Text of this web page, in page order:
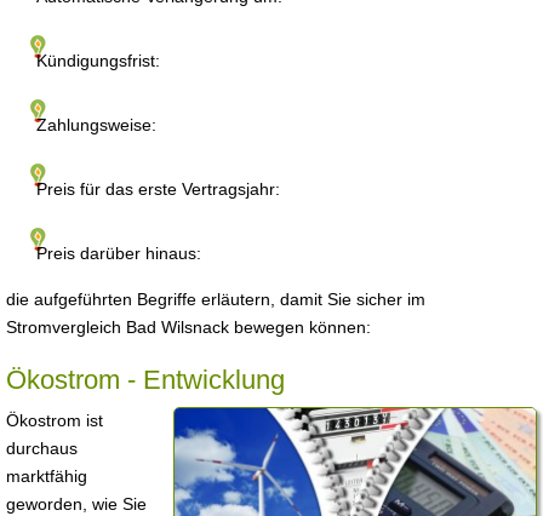
Kündigungsfrist:
Zahlungsweise:
Preis für das erste Vertragsjahr:
Preis darüber hinaus:
die aufgeführten Begriffe erläutern, damit Sie sicher im
Stromvergleich Bad Wilsnack bewegen können:
Ökostrom - Entwicklung
Ökostrom ist
durchaus
marktfähig
geworden, wie Sie